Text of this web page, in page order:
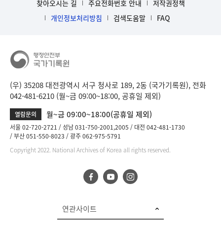
찾아오시는 길 주요전화번호 안내
저작권정책
개인정보처리방침
검색도움말 FAQ
(우) 35208 대전광역시 서구 청사로 189, 2동 (국가기록원), 전화
042-481-6210 (월~금 09:00~18:00, 공휴일 제외)
열람문의 월~금 09:00~18:00(공휴일 제외)
서울 02-720-2721 성남 031-750-2001,2005
대전 042-481-1730
부산 051-550-8023
광주 062-975-5791
Copyright 2022. National Archives of Korea all rights reserved.
연관사이트